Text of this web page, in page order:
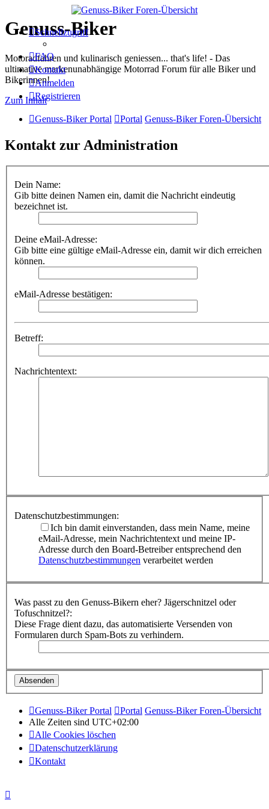
Genuss-Biker
Motoradfahren und kulinarisch geniessen... that's life! - Das
ultimative markenunabhängige Motorrad Forum für alle Biker und
Bikerinnen!
Zum Inhalt
Schnellzugriff
FAQ
Kontakt
Anmelden
Registrieren
Genuss-Biker Portal Portal Genuss-Biker Foren-Übersicht
Kontakt zur Administration
Dein Name:
Gib bitte deinen Namen ein, damit die Nachricht eindeutig
bezeichnet ist.
Deine eMail-Adresse:
Gib bitte eine gültige eMail-Adresse ein, damit wir dich erreichen
können.
eMail-Adresse bestätigen:
Betreff:
Nachrichtentext:
Datenschutzbestimmungen:
Ich bin damit einverstanden, dass mein Name, meine
eMail-Adresse, mein Nachrichtentext und meine IP-
Adresse durch den Board-Betreiber entsprechend den
Datenschutzbestimmungen verarbeitet werden
Was passt zu den Genuss-Bikern eher? Jägerschnitzel oder
Tofuschnitzel?:
Diese Frage dient dazu, das automatisierte Versenden von
Formularen durch Spam-Bots zu verhindern.
Genuss-Biker Portal Portal Genuss-Biker Foren-Übersicht
Alle Zeiten sind UTC+02:00
Alle Cookies löschen
Datenschutzerklärung
Kontakt